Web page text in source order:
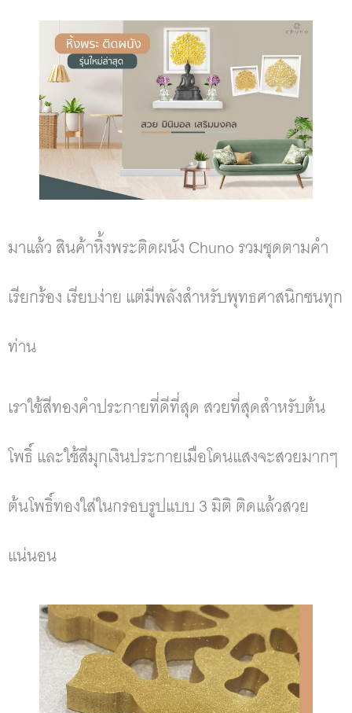
มาแล้ว สินค้าหิ้งพระติดผนัง Chuno รวมชุดตามคำ
เรียกร้อง เรียบง่าย แต่มีพลังสำหรับพุทธศาสนิกชนทุก
ท่าน
เราใช้สีทองคำประกายที่ดีที่สุด สวยที่สุดสำหรับต้น
โพธิ์ และใช้สีมุกเงินประกายเมือโดนแสงจะสวยมากๆ
ต้นโพธิ์ทองใส่ในกรอบรูปแบบ 3 มิติ ติดแล้วสวย
แน่นอน